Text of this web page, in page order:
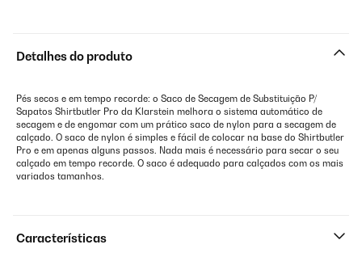
Detalhes do produto
Pés secos e em tempo recorde: o Saco de Secagem de Substituição P/
Sapatos Shirtbutler Pro da Klarstein melhora o sistema automático de
secagem e de engomar com um prático saco de nylon para a secagem de
calçado. O saco de nylon é simples e fácil de colocar na base do Shirtbutler
Pro e em apenas alguns passos. Nada mais é necessário para secar o seu
calçado em tempo recorde. O saco é adequado para calçados com os mais
variados tamanhos.
Características